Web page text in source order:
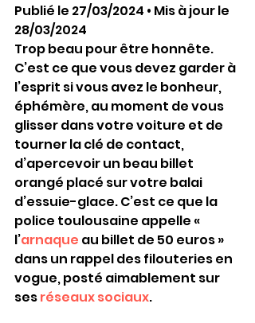
Publié le 27/03/2024 • Mis à jour le
28/03/2024
Trop beau pour être honnête.
C’est ce que vous devez garder à
l’esprit si vous avez le bonheur,
éphémère, au moment de vous
glisser dans votre voiture et de
tourner la clé de contact,
d’apercevoir un beau billet
orangé placé sur votre balai
d’essuie-glace. C’est ce que la
police toulousaine appelle «
l’arnaque au billet de 50 euros »
dans un rappel des filouteries en
vogue, posté aimablement sur
ses réseaux sociaux.